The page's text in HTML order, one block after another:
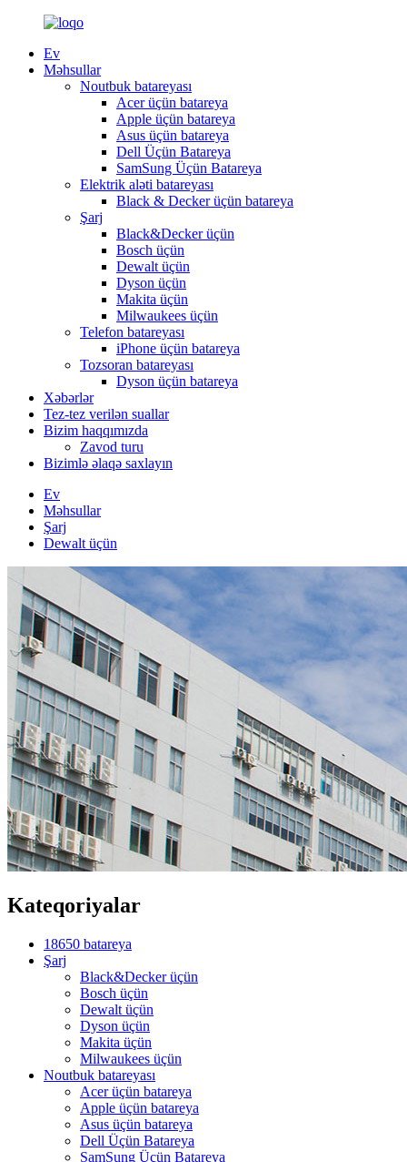
Ev
Məhsullar
Noutbuk batareyası
Acer üçün batareya
Apple üçün batareya
Asus üçün batareya
Dell Üçün Batareya
SamSung Üçün Batareya
Elektrik aləti batareyası
Black & Decker üçün batareya
Şarj
Black&Decker üçün
Bosch üçün
Dewalt üçün
Dyson üçün
Makita üçün
Milwaukees üçün
Telefon batareyası
iPhone üçün batareya
Tozsoran batareyası
Dyson üçün batareya
Xəbərlər
Tez-tez verilən suallar
Bizim haqqımızda
Zavod turu
Bizimlə əlaqə saxlayın
Ev
Məhsullar
Şarj
Dewalt üçün
Kateqoriyalar
18650 batareya
Şarj
Black&Decker üçün
Bosch üçün
Dewalt üçün
Dyson üçün
Makita üçün
Milwaukees üçün
Noutbuk batareyası
Acer üçün batareya
Apple üçün batareya
Asus üçün batareya
Dell Üçün Batareya
SamSung Üçün Batareya